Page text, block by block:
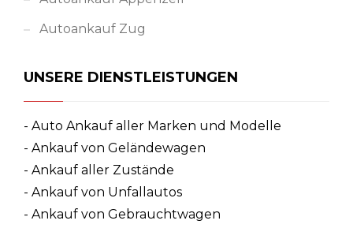
Autoankauf Zug
UNSERE DIENSTLEISTUNGEN
- Auto Ankauf aller Marken und Modelle
- Ankauf von Geländewagen
- Ankauf aller Zustände
- Ankauf von Unfallautos
- Ankauf von Gebrauchtwagen